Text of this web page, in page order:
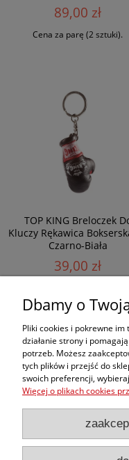
89,00 zł
Cena za parę (2 sztuki).
TOP KING Breloczek
Kluczy Rękawica
Czarno-Biała
39,00 zł
Dbamy o
Pliki cookies i pokrewne
działanie strony i
potrzeb. Możesz
tych plików i przejść do
swoich preferencji,
Więcej o plikach cookies